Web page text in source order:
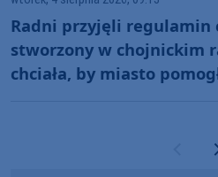
Radni przyjęli regulamin
stworzony w chojnickim
chciała, by miasto